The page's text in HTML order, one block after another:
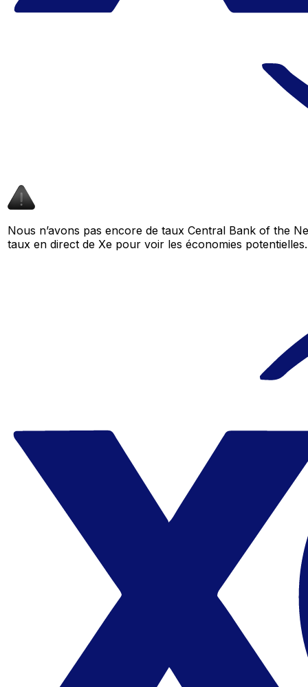
Nous n’avons pas encore de taux Central Bank of the
taux en direct de Xe pour voir les économies